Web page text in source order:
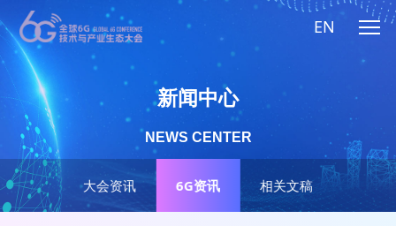
EN
大会资讯 6G资讯 相关文稿
新闻中心
NEWS CENTER